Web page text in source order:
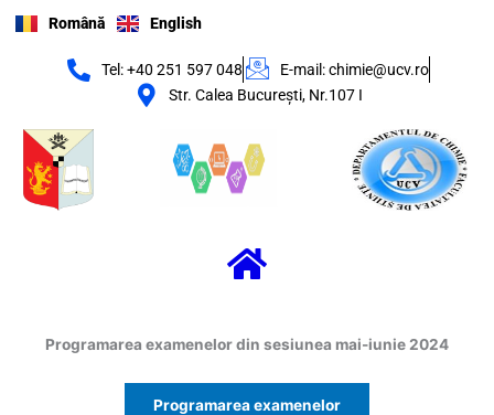
Română English
Tel: +40 251 597 048
E-mail: chimie@ucv.ro
Str. Calea Bucureşti, Nr.107 I
Menu
Programarea examenelor din sesiunea mai-iunie 2024
Programarea examenelor